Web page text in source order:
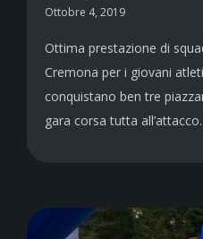
Ottobre 4, 2019
Ottima prestazione di
Cremona per i giovani
conquistano ben tre
gara corsa tutta